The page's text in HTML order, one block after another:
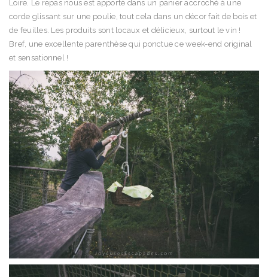
Loire. Le repas nous est apporté dans un panier accroché à une
corde glissant sur une poulie, tout cela dans un décor fait de bois et
de feuilles. Les produits sont locaux et délicieux, surtout le vin !
Bref, une excellente parenthèse qui ponctue ce week-end original
et sensationnel !